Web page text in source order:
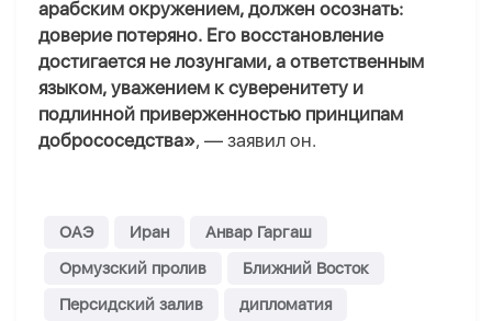
арабским окружением, должен осознать:
доверие потеряно. Его восстановление
достигается не лозунгами, а ответственным
языком, уважением к суверенитету и
подлинной приверженностью принципам
добрососедства», — заявил он.
ОАЭ Иран
Анвар Гаргаш
Ормузский пролив
Ближний Восток
Персидский залив
дипломатия